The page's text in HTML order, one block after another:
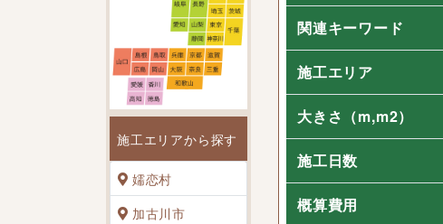
施工エリアから探す
嬬恋村
加古川市
関連キーワード
施工エリア
大きさ （m,m2）
施工日数
概算費用